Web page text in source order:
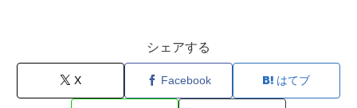
シェアする
X Facebook はてブ